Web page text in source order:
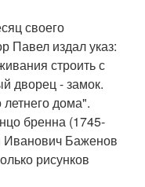
своего
Павел издал указ:
строить с
дворец - замок.
дома".
бренна (1745-
Иванович Баженов
рисунков